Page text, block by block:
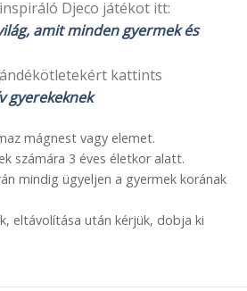
Djeco játékot itt:
amit minden gyermek és
kattints
gyerekeknek
mágnest vagy elemet.
számára 3 éves életkor alatt.
mindig ügyeljen a gyermek korának
eltávolítása után kérjük, dobja ki